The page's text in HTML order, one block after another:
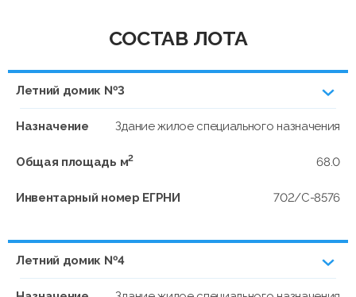
СОСТАВ ЛОТА
Летний домик №3
Назначение Здание жилое специального назначения
Общая площадь м2 68.0
Инвентарный номер ЕГРНИ 702/C-8576
Летний домик №4